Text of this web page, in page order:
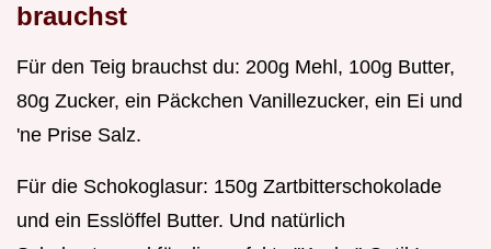
brauchst
Für den Teig brauchst du: 200g Mehl, 100g Butter,
80g Zucker, ein Päckchen Vanillezucker, ein Ei und
'ne Prise Salz.
Für die Schokoglasur: 150g Zartbitterschokolade
und ein Esslöffel Butter. Und natürlich